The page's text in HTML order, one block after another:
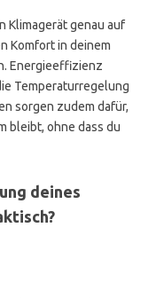
Klimagerät genau auf
Komfort in deinem
Energieeffizienz
Temperaturregelung
sorgen zudem dafür,
bleibt, ohne dass du
deines